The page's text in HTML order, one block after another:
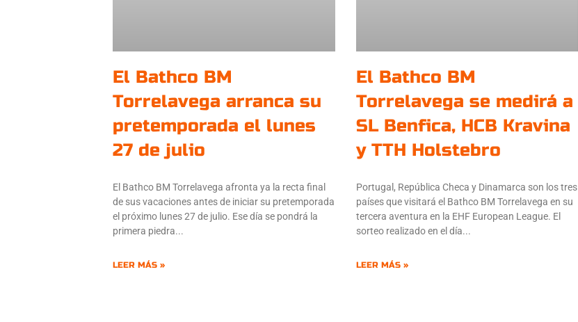
El Bathco BM
Torrelavega arranca su
pretemporada el lunes
27 de julio
El Bathco BM Torrelavega afronta ya la recta final
de sus vacaciones antes de iniciar su pretemporada
el próximo lunes 27 de julio. Ese día se pondrá la
primera piedra
LEER MÁS »
El Bathco BM
Torrelavega se medirá a
SL Benfica, HCB Kravina
y TTH Holstebro
Portugal, República Checa y Dinamarca son los tres
países que visitará el Bathco BM Torrelavega en su
tercera aventura en la EHF European League. El
sorteo realizado en el día
LEER MÁS »